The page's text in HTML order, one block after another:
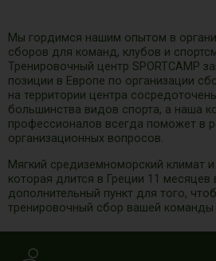
Мы гордимся нашим опытом в
сборов для команд, клубов и
Тренировочный центр SPORTCAMP
позиции в Европе по организации
на территории центра
большинства видов спорта, а наша
профессионалов всегда поможет в
организационных вопросов.
Мягкий средиземноморский климат
которая длится в Греции 11
дополнительный пункт для того,
тренировочный сбор вашей команды